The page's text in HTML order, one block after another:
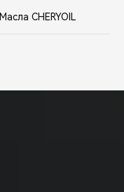
Масла CHERYOIL